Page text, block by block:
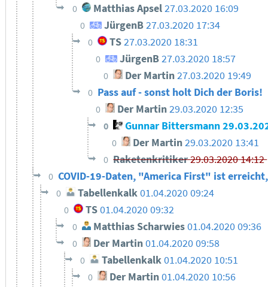
0 Matthias Apsel27.03.2020 16:09
0 JürgenB27.03.2020 17:34
0 TS27.03.2020 18:31
0 JürgenB27.03.2020 18:57
0 Der Martin27.03.2020 19:49
0 Pass auf - sonst holt Dich der Boris!
0 Der Martin29.03.2020 12:35
0 Gunnar Bittersmann
0 Der Martin29.03.2020 13:41
0 Raketenkritiker29.03.2020 14:12
0 COVID-19-Daten, "America First" ist
0 Tabellenkalk01.04.2020 09:24
0 TS01.04.2020 09:32
0 Matthias Scharwies01.04.2020 09:36
0 Der Martin01.04.2020 09:58
0 Tabellenkalk 01.04.2020 10:51
0 Der Martin01.04.2020 10:56